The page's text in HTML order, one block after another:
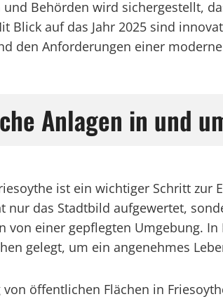
Behörden wird sichergestellt,
auf das Jahr 2025 sind
den Anforderungen einer
Anlagen in und
ist ein wichtiger Schritt zur
das Stadtbild aufgewertet,
einer gepflegten Umgebung.
gelegt, um ein angenehmes
öffentlichen Flächen in